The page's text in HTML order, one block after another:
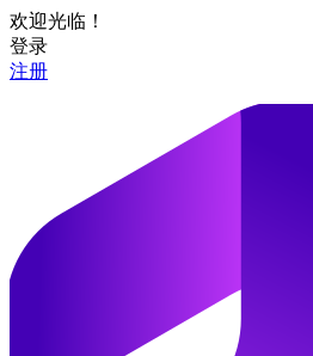
欢迎光临！
登录
注册